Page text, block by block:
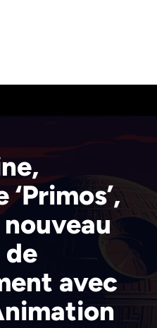
avec